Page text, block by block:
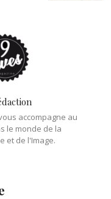
accompagne au
le monde de la
et de l'Image.